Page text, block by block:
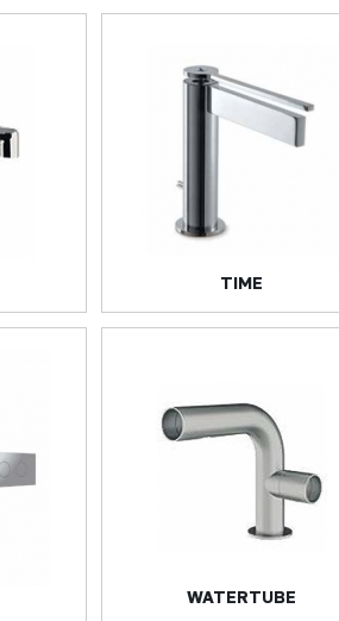
TIME
WATERTUBE